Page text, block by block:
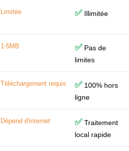
Limitée ✅Illimitée
1-5MB ✅Pas de
limites
Téléchargement requis ✅100% hors
ligne
Dépend d'internet ✅Traitement
local rapide